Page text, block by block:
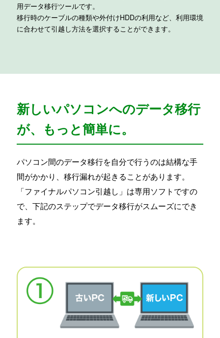
用データ移行ツールです。
移行時のケーブルの種類や外付けHDDの利用など、利用環境
に合わせて引越し方法を選択することができます。
新しいパソコンへのデータ移行
が、もっと簡単に。
パソコン間のデータ移行を自分で行うのは結構な手
間がかかり、移行漏れが起きることがあります。
「ファイナルパソコン引越し」は専用ソフトですの
で、下記のステップでデータ移行がスムーズにでき
ます。